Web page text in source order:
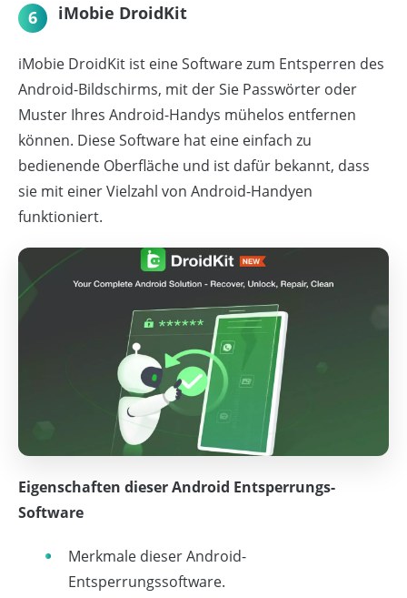
6 iMobie DroidKit
iMobie DroidKit ist eine Software zum Entsperren des
Android-Bildschirms, mit der Sie Passwörter oder
Muster Ihres Android-Handys mühelos entfernen
können. Diese Software hat eine einfach zu
bedienende Oberfläche und ist dafür bekannt, dass
sie mit einer Vielzahl von Android-Handyen
funktioniert.
Eigenschaften dieser Android Entsperrungs-
Software
Merkmale dieser Android-
Entsperrungssoftware.